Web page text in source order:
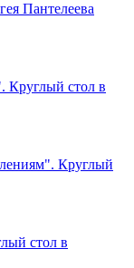
Пантелеева
Круглый стол в
Круглый
стол в